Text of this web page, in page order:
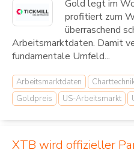
Gold legt im
profitiert zum
überraschend
Arbeitsmarktdaten. Damit
fundamentale Umfeld...
Arbeitsmarktdaten
Goldpreis
US-Arbeitsmarkt
XTB wird offizieller